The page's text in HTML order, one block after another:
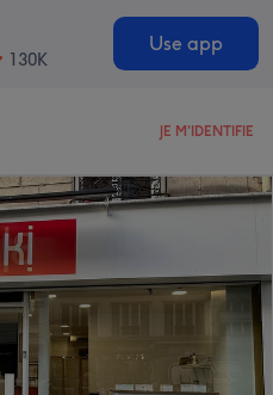
130K
Use app
JE M'IDENTIFIE